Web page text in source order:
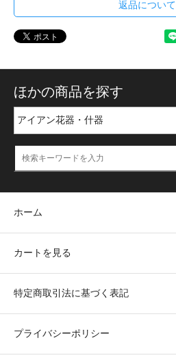
返品について
ほかの商品を探す
ホーム
カートを見る
特定商取引法に基づく表記
プライバシーポリシー